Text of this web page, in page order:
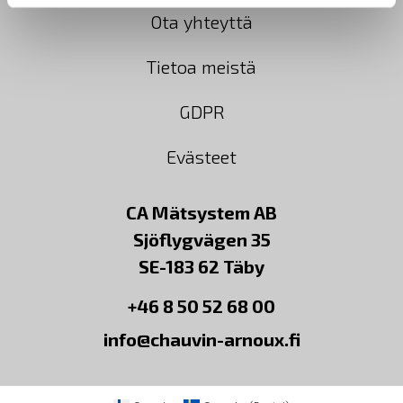
Ota yhteyttä
Tietoa meistä
GDPR
Evästeet
CA Mätsystem AB
Sjöflygvägen 35
SE-183 62 Täby
+46 8 50 52 68 00
info@chauvin-arnoux.fi